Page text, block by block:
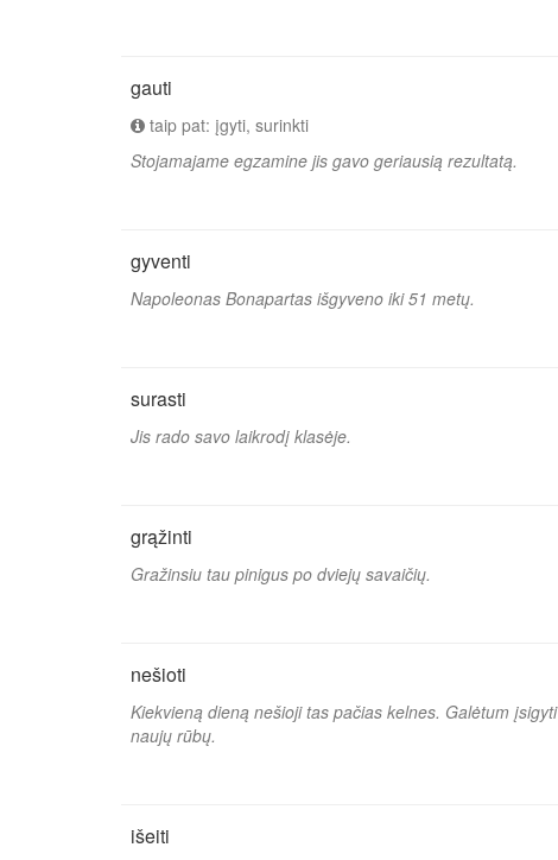
gauti
taip pat: įgyti, surinkti
Stojamajame egzamine jis gavo geriausią rezultatą.
gyventi
Napoleonas Bonapartas išgyveno iki 51 metų.
surasti
Jis rado savo laikrodį klasėje.
grąžinti
Gražinsiu tau pinigus po dviejų savaičių.
nešioti
Kiekvieną dieną nešioji tas pačias kelnes. Galėtum įsigyti
naujų rūbų.
išeiti